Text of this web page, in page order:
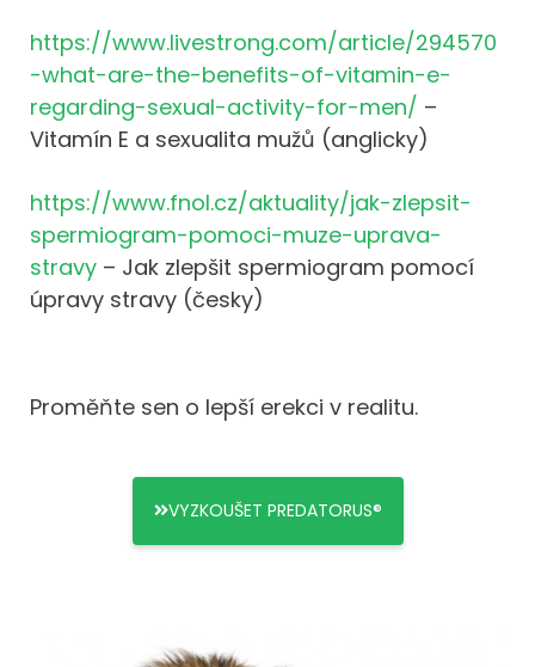
https://www.livestrong.com/article/294570
-what-are-the-benefits-of-vitamin-e-
regarding-sexual-activity-for-men/ –
Vitamín E a sexualita mužů (anglicky)
https://www.fnol.cz/aktuality/jak-zlepsit-
spermiogram-pomoci-muze-uprava-
stravy – Jak zlepšit spermiogram pomocí
úpravy stravy (česky)
Proměňte sen o lepší erekci v realitu.
VYZKOUŠET PREDATORUS®